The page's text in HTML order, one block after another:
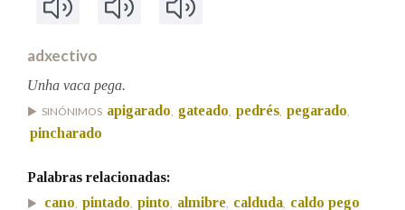
Na fraseoloxía
adxectivo
Unha vaca pega.
SINÓNIMOS apigarado, gateado, pedrés, pegarado,
pincharado
Palabras relacionadas:
cano, pintado, pinto, almibre, calduda, caldo pego